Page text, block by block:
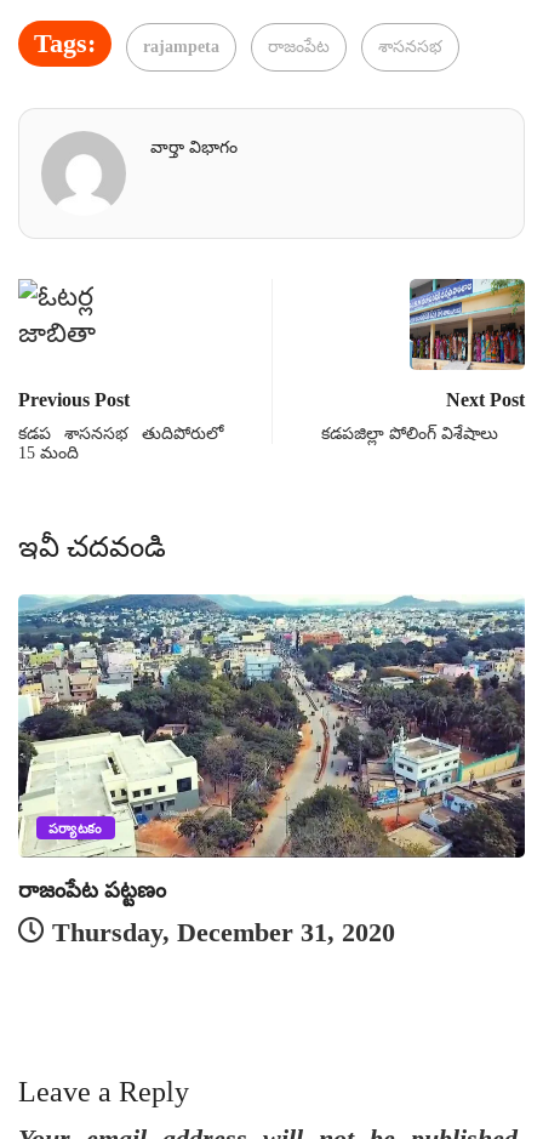
Tags: rajampeta రాజంపేట శాసనసభ
వార్తా విభాగం
Previous Post
కడప శాసనసభ తుదిపోరులో
15 మంది
Next Post
కడపజిల్లా పోలింగ్ విశేషాలు
ఇవీ చదవండి
పర్యాటకం
రాజంపేట పట్టణం
Thursday, December 31, 2020
Leave a Reply